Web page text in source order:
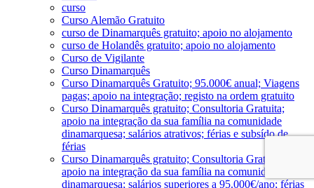
curso
Curso Alemão Gratuito
curso de Dinamarquês gratuito; apoio no alojamento
curso de Holandês gratuito; apoio no alojamento
Curso de Vigilante
Curso Dinamarquês
Curso Dinamarquês Gratuito; 95.000€ anual; Viagens
pagas; apoio na integração; registo na ordem gratuito
Curso Dinamarquês gratuito; Consultoria Gratuita;
apoio na integração da sua família na comunidade
dinamarquesa; salários atrativos; férias e subsído de
férias
Curso Dinamarquês gratuito; Consultoria Gratuita;
apoio na integração da sua família na comunidade
dinamarquesa; salários superiores a 95.000€/ano; férias